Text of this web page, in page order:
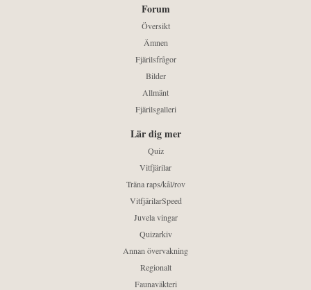
Forum
Översikt
Ämnen
Fjärilsfrågor
Bilder
Allmänt
Fjärilsgalleri
Lär dig mer
Quiz
Vitfjärilar
Träna raps/kål/rov
VitfjärilarSpeed
Juvela vingar
Quizarkiv
Annan övervakning
Regionalt
Faunaväkteri